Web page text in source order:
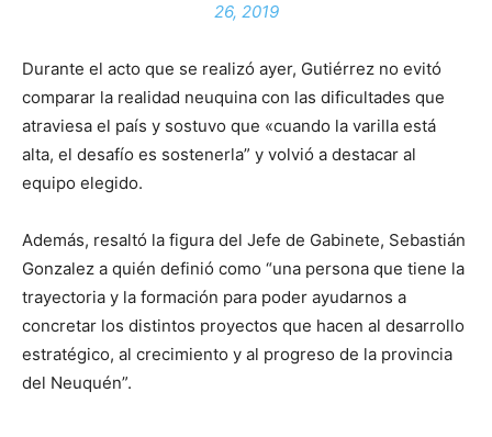
26, 2019
Durante el acto que se realizó ayer, Gutiérrez no evitó
comparar la realidad neuquina con las dificultades que
atraviesa el país y sostuvo que «cuando la varilla está
alta, el desafío es sostenerla” y volvió a destacar al
equipo elegido.
Además, resaltó la figura del Jefe de Gabinete, Sebastián
Gonzalez a quién definió como “una persona que tiene la
trayectoria y la formación para poder ayudarnos a
concretar los distintos proyectos que hacen al desarrollo
estratégico, al crecimiento y al progreso de la provincia
del Neuquén”.